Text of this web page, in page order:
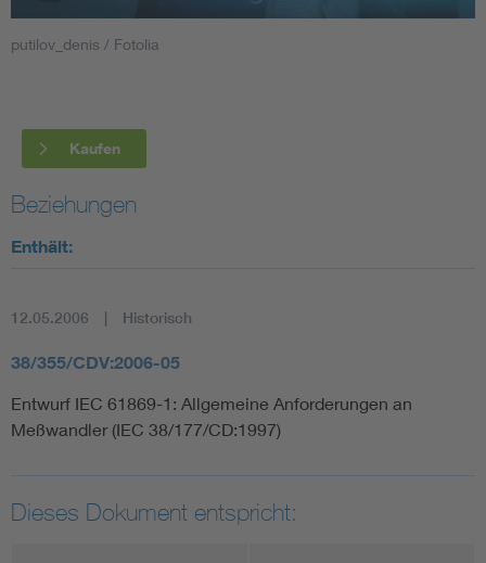
Smart Cities
Blitzschutz: DIN EN 62305 in der Übersicht
Circular Economy für mehr Ressourceneffizienz
Elektrofachkraft (EFK)
putilov_denis / Fotolia
Kaufen
Beziehungen
Enthält:
12.05.2006 Historisch
38/355/CDV:2006-05
Entwurf IEC 61869-1: Allgemeine Anforderungen an
Meßwandler (IEC 38/177/CD:1997)
Dieses Dokument entspricht: